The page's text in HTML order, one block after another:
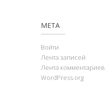
МЕТА
Войти
Лента записей
Лента комментариев
WordPress.org